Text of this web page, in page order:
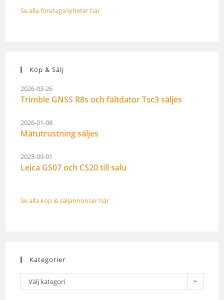
Se alla företagsnyheter här
Köp & Sälj
2026-03-26
Trimble GNSS R8s och fältdator Tsc3 säljes
2026-01-08
Mätutrustning säljes
2025-09-01
Leica GS07 och CS20 till salu
Se alla köp & säljannonser här
Kategorier
Välj kategori